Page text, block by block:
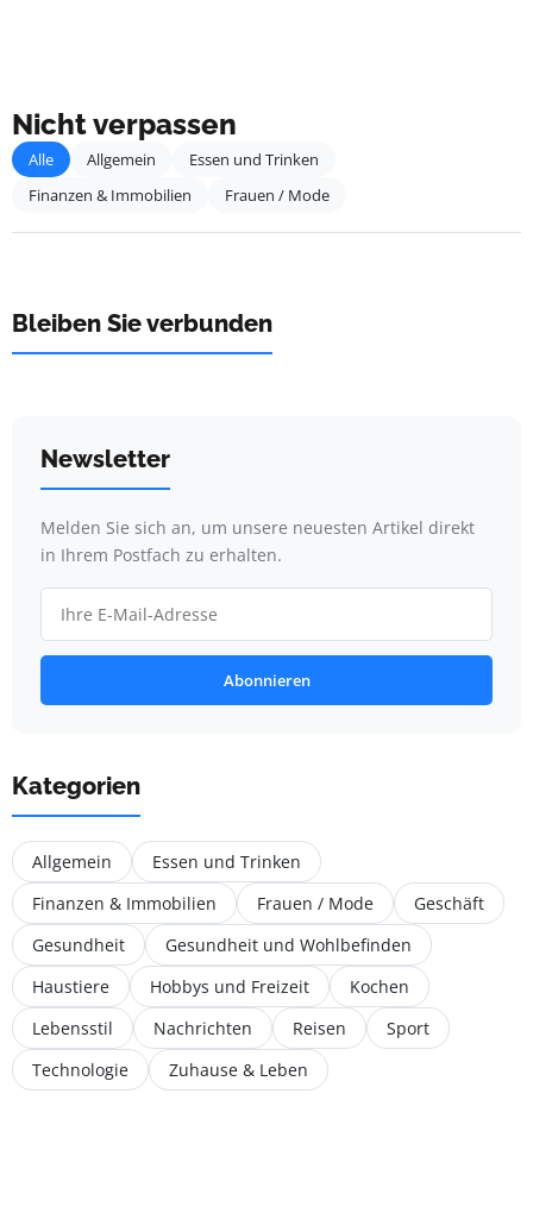
Nicht verpassen
Alle Allgemein
Essen und Trinken
Finanzen & Immobilien
Frauen / Mode
Bleiben Sie verbunden
Newsletter
Melden Sie sich an, um unsere neuesten Artikel direkt
in Ihrem Postfach zu erhalten.
Abonnieren
Kategorien
Allgemein
Essen und Trinken
Finanzen & Immobilien
Frauen / Mode
Geschäft
Gesundheit
Gesundheit und Wohlbefinden
Haustiere
Hobbys und Freizeit
Kochen
Lebensstil
Nachrichten Reisen
Sport
Technologie
Zuhause & Leben